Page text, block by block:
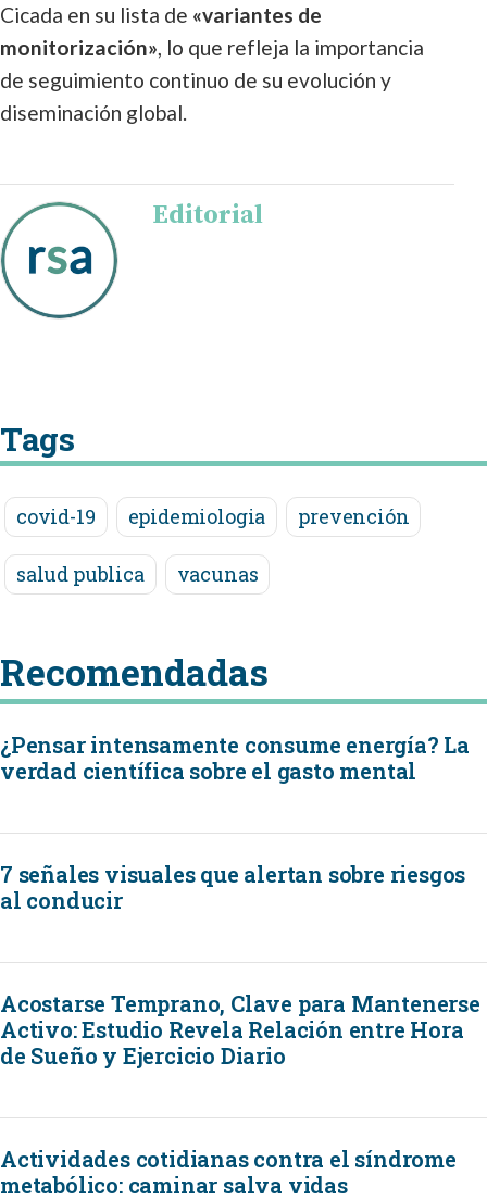
Cicada en su lista de «variantes de
monitorización», lo que refleja la importancia
de seguimiento continuo de su evolución y
diseminación global.
Editorial
Tags
covid-19 epidemiologia prevención
salud publica vacunas
Recomendadas
¿Pensar intensamente consume energía? La
verdad científica sobre el gasto mental
7 señales visuales que alertan sobre riesgos
al conducir
Acostarse Temprano, Clave para Mantenerse
Activo: Estudio Revela Relación entre Hora
de Sueño y Ejercicio Diario
Actividades cotidianas contra el síndrome
metabólico: caminar salva vidas